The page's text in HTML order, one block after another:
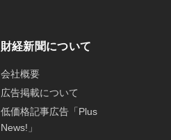
財経新聞について
会社概要
広告掲載について
低価格記事広告「Plus
News!」